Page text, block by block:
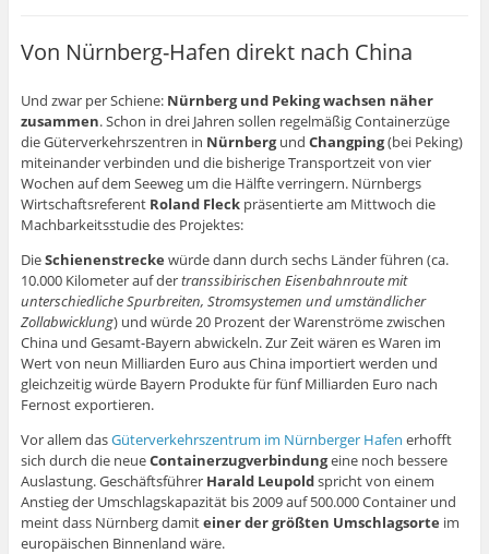
Von Nürnberg-Hafen direkt nach China
Und zwar per Schiene: Nürnberg und Peking wachsen näher
zusammen. Schon in drei Jahren sollen regelmäßig Containerzüge
die Güterverkehrszentren in Nürnbergund Changping(bei Peking)
miteinander verbinden und die bisherige Transportzeit von vier
Wochen auf dem Seeweg um die Hälfte verringern. Nürnbergs
Wirtschaftsreferent Roland Fleckpräsentierte am Mittwoch die
Machbarkeitsstudie des Projektes:
DieSchienenstrecke würde dann durch sechs Länder führen (ca.
10.000 Kilometer auf dertranssibirischen Eisenbahnroute mit
unterschiedliche Spurbreiten, Stromsystemen und umständlicher
Zollabwicklung) und würde 20 Prozent der Warenströme zwischen
China und Gesamt-Bayern abwickeln. Zur Zeit wären es Waren im
Wert von neun Milliarden Euro aus China importiert werden und
gleichzeitig würde Bayern Produkte für fünf Milliarden Euro nach
Fernost exportieren.
Vor allem dasGüterverkehrszentrum im Nürnberger Hafen erhofft
sich durch die neueContainerzugverbindungeine noch bessere
Auslastung. Geschäftsführer Harald Leupoldspricht von einem
Anstieg der Umschlagskapazität bis 2009 auf 500.000 Container und
meint dass Nürnberg damiteiner der größten Umschlagsorte im
europäischen Binnenland wäre.